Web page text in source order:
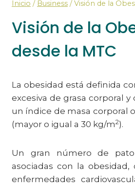
Inicio / Business / Visión de la
Visión de la
desde la MTC
La obesidad está definida
excesiva de grasa corporal y
un índice de masa corporal
(mayor o igual a 30 kg/m2).
Un gran número de
asociadas con la obesidad,
enfermedades